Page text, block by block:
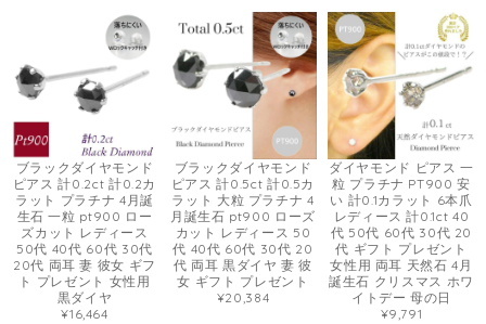
ブラックダイヤモンド
ピアス 計0.2ct 計0.2カ
ラット プラチナ 4月誕
生石 一粒 pt900 ロー
ズカット レディース
50代 40代 60代 30代
20代 両耳 妻 彼女 ギフ
ト プレゼント 女性用
黒ダイヤ
¥16,464
ブラックダイヤモンド
ピアス 計0.5ct 計0.5カ
ラット 大粒 プラチナ 4
月誕生石 pt900 ローズ
カット レディース 50
代 40代 60代 30代 20
代 両耳 黒ダイヤ 妻 彼
女 ギフト プレゼント
¥20,384
ダイヤモンド ピアス 一
粒 プラチナ PT900 安
い 計0.1カラット 6本爪
レディース 計0.1ct 40
代 50代 60代 30代 20
代 ギフト プレゼント
女性用 両耳 天然石 4月
誕生石 クリスマス ホワ
イトデー 母の日
¥9,791